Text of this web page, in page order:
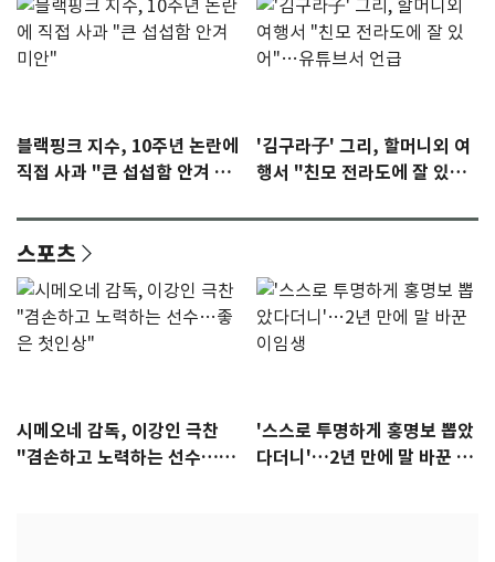
블랙핑크 지수, 10주년 논란에
직접 사과 "큰 섭섭함 안겨 미
'김구라子' 그리, 할머니외 여
행서 "친모 전라도에 잘 있
스포츠
시메오네 감독, 이강인 극찬
"겸손하고 노력하는 선수…좋
'스스로 투명하게 홍명보 뽑았
다더니'…2년 만에 말 바꾼 이